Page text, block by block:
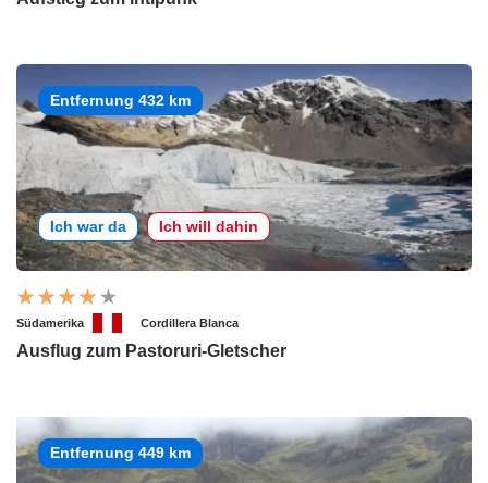
Entfernung 432 km
Ich war da Ich will dahin
Südamerika Cordillera Blanca
Ausflug zum Pastoruri-Gletscher
Entfernung 449 km